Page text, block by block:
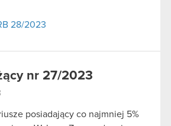
28/2023
nr 27/2023
posiadający co najmniej 5%